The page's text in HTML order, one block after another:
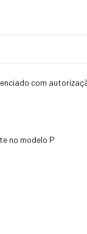
com
no modelo P